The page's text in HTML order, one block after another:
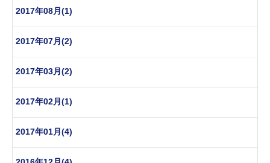
2017年08月(1)
2017年07月(2)
2017年03月(2)
2017年02月(1)
2017年01月(4)